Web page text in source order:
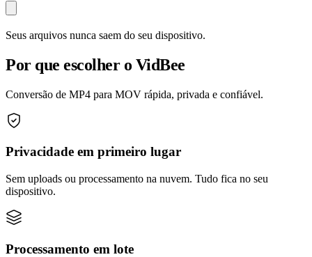
Seus arquivos nunca saem do seu dispositivo.
Por que escolher o VidBee
Conversão de MP4 para MOV rápida, privada e confiável.
Privacidade em primeiro lugar
Sem uploads ou processamento na nuvem. Tudo fica no seu
dispositivo.
Processamento em lote